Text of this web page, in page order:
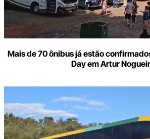
Mais de 70 ônibus já estão
Day em Artur